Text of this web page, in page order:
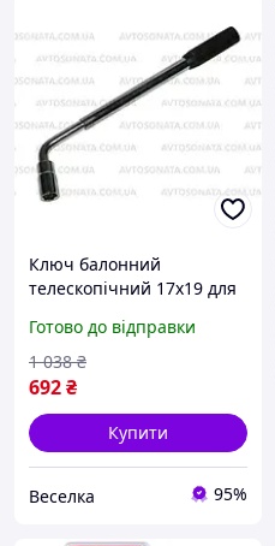
Ключ балонний
телескопічний 17х19 для
500 мм із хромо-
ванадієвої сталі FLAME
Готово до відправки
692₴
1 038 ₴
Купити
Веселка 95%